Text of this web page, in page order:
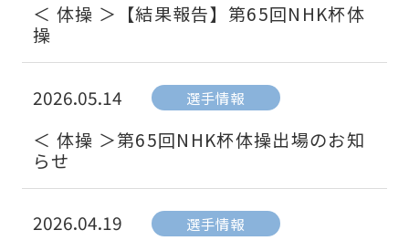
＜ 体操 ＞【結果報告】第65回NHK杯体
操
2026.05.14 選手情報
＜ 体操 ＞第65回NHK杯体操出場のお知
らせ
2026.04.19 選手情報